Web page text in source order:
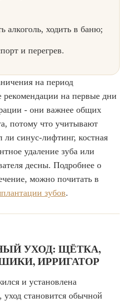
алкоголь, ходить в баню;
и перегрев.
на период
на первые дни
- они важнее общих
потому что учитывают
синус-лифтинг, костная
удаление зуба или
десны. Подробнее о
можно почитать в
зубов.
УХОД: ЩЁТКА,
ИРРИГАТОР
и установлена
уход становится обычной